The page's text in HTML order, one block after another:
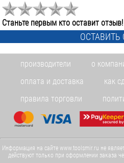
Станьте первым кто оставит отзыв!
ОСТАВИТЬ
производители о
оплата и доставка
как
правила торговли
Информация на сайте www.toolsmir.ru не
действуют только при оформлении заказа